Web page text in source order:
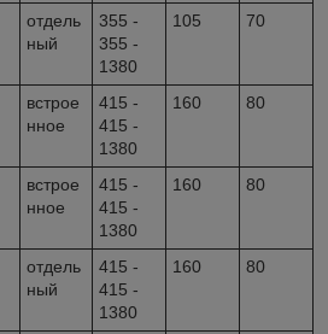
отдель
ный
355 -
355 -
1380
105 70
встрое
нное
415 -
415 -
1380
160 80
встрое
нное
415 -
415 -
1380
160 80
отдель
ный
415 -
415 -
1380
160 80